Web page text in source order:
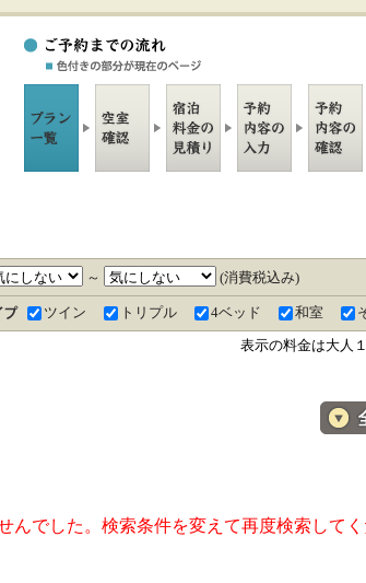
～ (消費税込み)
ツイン トリプル 4ベッド 和室
表示の料金は大人
んでした。検索条件を変えて再度検索してく